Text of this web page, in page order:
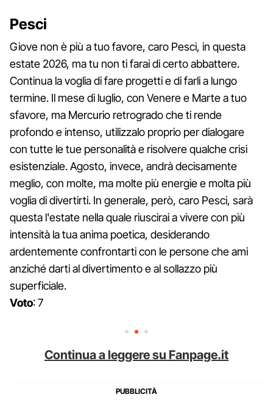
Pesci
Giove non è più a tuo favore, caro Pesci, in questa
estate 2026, ma tu non ti farai di certo abbattere.
Continua la voglia di fare progetti e di farli a lungo
termine. Il mese di luglio, con Venere e Marte a tuo
sfavore, ma Mercurio retrogrado che ti rende
profondo e intenso, utilizzalo proprio per dialogare
con tutte le tue personalità e risolvere qualche crisi
esistenziale. Agosto, invece, andrà decisamente
meglio, con molte, ma molte più energie e molta più
voglia di divertirti. In generale, però, caro Pesci, sarà
questa l'estate nella quale riuscirai a vivere con più
intensità la tua anima poetica, desiderando
ardentemente confrontarti con le persone che ami
anziché darti al divertimento e al sollazzo più
superficiale.
Voto: 7
Continua a leggere su Fanpage.it